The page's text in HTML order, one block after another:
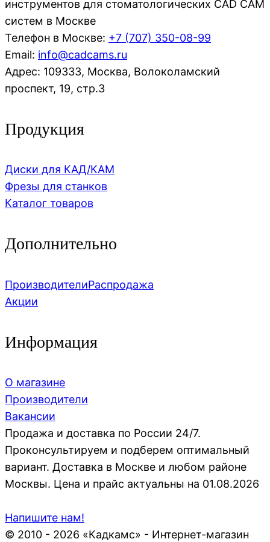
инструментов для стоматологических CAD CAM
систем в Москве
Телефон в Москве: +7 (707) 350-08-99
Email: info@cadcams.ru
Адрес: 109333, Москва, Волоколамский
проспект, 19, стр.3
Продукция
Диски для КАД/КАМ
Фрезы для станков
Каталог товаров
Дополнительно
ПроизводителиРаспродажа
Акции
Информация
О магазине
Производители
Вакансии
Продажа и доставка по России 24/7.
Проконсультируем и подберем оптимальный
вариант. Доставка в Москве и любом районе
Москвы. Цена и прайс актуальны на 01.08.2026
Напишите нам!
© 2010 - 2026 «Кадкамс» - Интернет-магазин